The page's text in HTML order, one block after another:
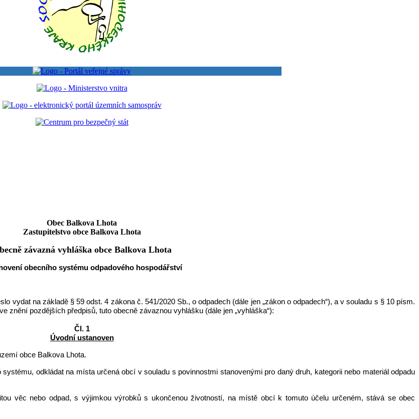
Obec Balkova Lhota
Zastupitelstvo obce Balkova Lhota
závazná vyhláška obce Balkova Lhota
obecního systému odpadového hospodářství
vydat na základě § 59 odst. 4 zákona č. 541/2020 Sb., o odpadech (dále jen „zákon o odpadech“), a v souladu s § 10 písm.
pozdějších předpisů, tuto obecně závaznou vyhlášku (dále jen „vyhláška“):
Čl. 1
Úvodní ustanoven
obce Balkova Lhota.
odkládat na místa určená obcí v souladu s povinnostmi stanovenými pro daný druh, kategorii nebo materiál odpadu
věc nebo odpad, s výjimkou výrobků s ukončenou životností, na místě obcí k tomuto účelu určeném, stává se obec